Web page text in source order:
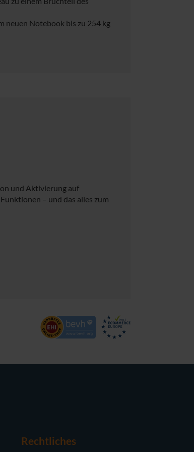
neuen Notebook bis zu 254 kg
und Aktivierung auf
– und das alles zum
Rechtliches